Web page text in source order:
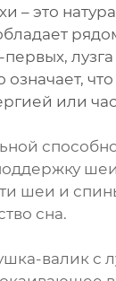
– это
или
шеи и
сна.
валик с